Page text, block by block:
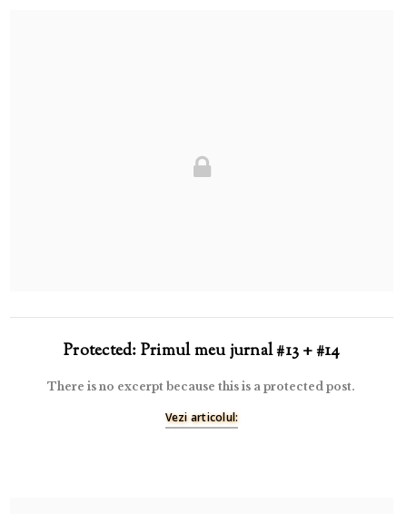
Protected: Primul meu jurnal #13 + #14
There is no excerpt because this is a protected post.
Vezi articolul: